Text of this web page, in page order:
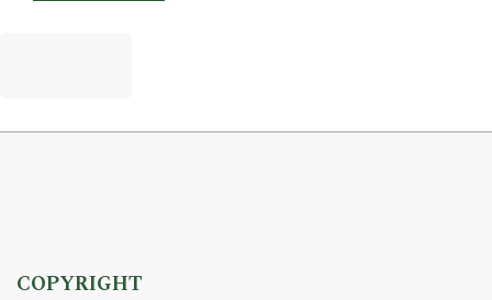
COPYRIGHT